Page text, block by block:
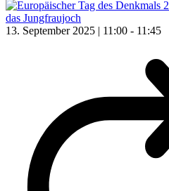
13. September 2025 | 11:00 - 11:45